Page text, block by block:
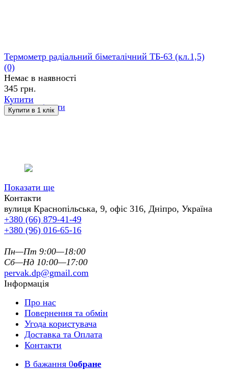
обране порівняти
Термометр радіальний біметалічний ТБ-63 (кл.1,5)
(0)
Немає в наявності
345 грн.
Купити
Показати ще
Контакти
вулиця Краснопільська, 9, офіс 316, Дніпро, Україна
+380 (66) 879-41-49
+380 (96) 016-65-16
Пн—Пт 9:00—18:00
Сб—Нд 10:00—17:00
pervak.dp@gmail.com
Інформація
Про нас
Повернення та обмін
Угода користувача
Доставка та Оплата
Контакти
В бажання 0обране